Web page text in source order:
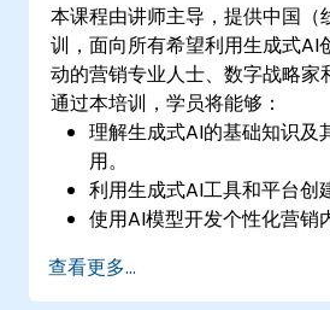
本课程由讲师主导，提供中国（
训，面向所有希望利用生成式AI
动的营销专业人士、数字战略家
通过本培训，学员将能够：
理解生成式AI的基础知识及
用。
利用生成式AI工具和平台创
使用AI模型开发个性化营销
分析并优化AI驱动的营销活
查看更多...